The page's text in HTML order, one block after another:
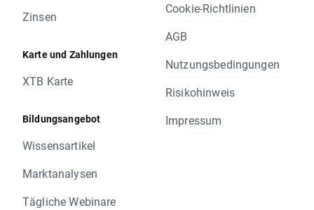
Zinsen
Karte und Zahlungen
XTB Karte
Bildungsangebot
Wissensartikel
Marktanalysen
Tägliche Webinare
Cookie-Richtlinien
AGB
Nutzungsbedingungen
Risikohinweis
Impressum